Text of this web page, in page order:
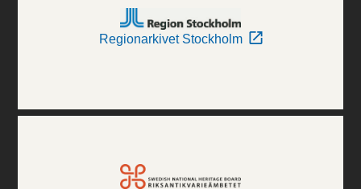
Regionarkivet Stockholm